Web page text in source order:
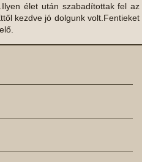
élet után szabadítottak fel az
kezdve jó dolgunk volt.Fentieket